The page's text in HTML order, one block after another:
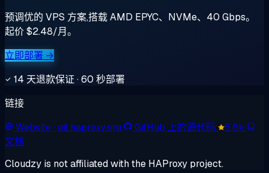
预调优的 VPS 方案,搭载 AMD EPYC、NVMe、40 Gbps。
起价 $2.48/月。
立即部署 →
14 天退款保证 · 60 秒部署
链接
Website· git.haproxy.org GitHub 上的源代码
6.6k
文档
Cloudzy is not affiliated with the HAProxy project.